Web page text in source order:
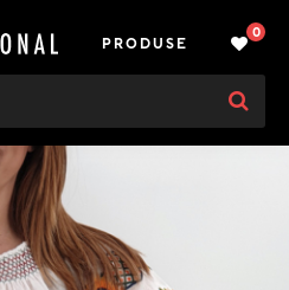
PRODUSE
0